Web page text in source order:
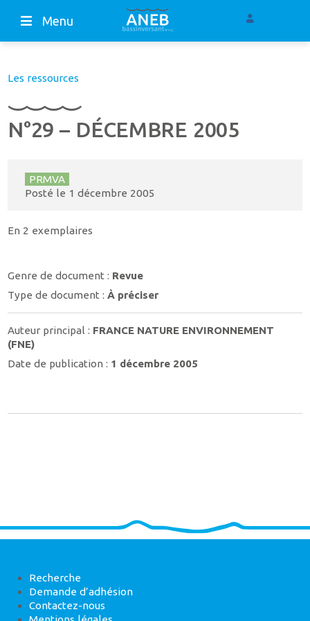
Menu
Les ressources
N°29 – DÉCEMBRE 2005
PRMVA
Posté le 1 décembre 2005
En 2 exemplaires
Genre de document : Revue
Type de document :À préciser
Auteur principal : FRANCE NATURE ENVIRONNEMENT
(FNE)
Date de publication : 1 décembre 2005
Recherche
Demande d’adhésion
Contactez-nous